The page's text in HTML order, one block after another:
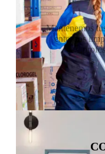
Mantenemos
entornos